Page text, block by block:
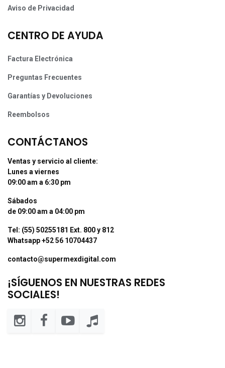
Aviso de Privacidad
CENTRO DE AYUDA
Factura Electrónica
Preguntas Frecuentes
Garantías y Devoluciones
Reembolsos
CONTÁCTANOS
Ventas y servicio al cliente:
Lunes a viernes
09:00 am a 6:30 pm
Sábados
de 09:00 am a 04:00 pm
Tel: (55) 50255181 Ext. 800 y 812
Whatsapp +52 56 10704437
contacto@supermexdigital.com
¡SÍGUENOS EN NUESTRAS REDES
SOCIALES!